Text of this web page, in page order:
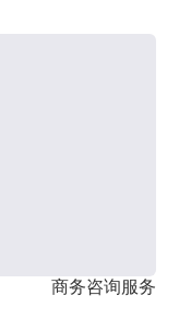
商务咨询服务